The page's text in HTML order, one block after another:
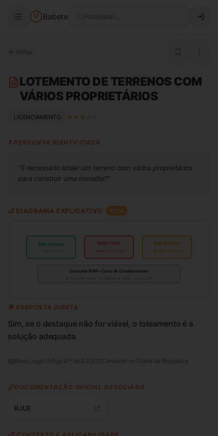
Babete Pesquisar...
Voltar
LOTEMENTO DE TERRENOS COM
VÁRIOS PROPRIETÁRIOS
LICENCIAMENTO ★ ★ ★
❓ PERGUNTA IDENTIFICADA
"É necessário lotear um terreno com vários proprietários
para construir uma moradia?"
📐 DIAGRAMA EXPLICATIVO BETA
Solo Urbano
✓ Pode edificar
RAN / REN
✗ Restrições severas
Solo Rústico
⚠ Muito limitado
Consultar PDM + Carta de Condicionantes
🎯 RESPOSTA DIRETA
Sim, se o destaque não for viável, o loteamento é a
solução adequada.
Base Legal: Artigo 4.º do RJUE Consultar no Diário da República
DOCUMENTAÇÃO OFICIAL ASSOCIADA
RJUE